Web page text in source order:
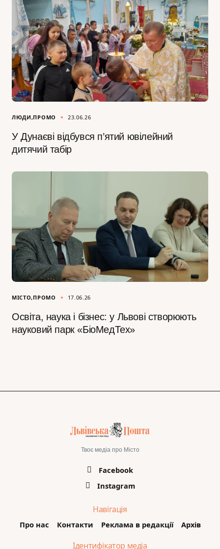
ЛЮДИ ПРОМО 23.06.26
У Дунаєві відбувся п’ятий ювілейний
дитячий табір
МІСТО ПРОМО 17.06.26
Освіта, наука і бізнес: у Львові створюють
науковий парк «БіоМедТех»
Твоє медіа про Місто
Facebook
Instagram
Навігація
Про нас Контакти Реклама в редакції Архів
Ідентифікатор медіа